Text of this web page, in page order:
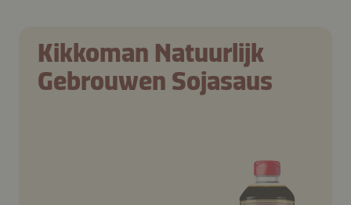
Kikkoman Natuurlijk
Gebrouwen Sojasaus